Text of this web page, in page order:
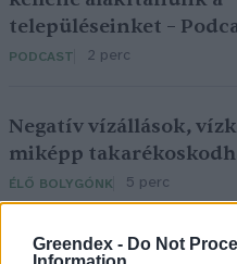
Greendex - Do Not
településeinket –
PODCAST 2 perc
Negatív vízállások,
miképp
ÉLŐ BOLYGÓNK 5 perc